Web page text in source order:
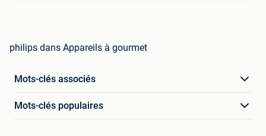
philips dans Appareils à gourmet
Mots-clés associés
Mots-clés populaires